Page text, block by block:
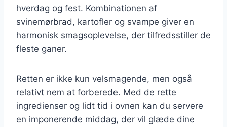
hverdag og fest. Kombinationen af
svinemørbrad, kartofler og svampe giver en
harmonisk smagsoplevelse, der tilfredsstiller de
fleste ganer.
Retten er ikke kun velsmagende, men også
relativt nem at forberede. Med de rette
ingredienser og lidt tid i ovnen kan du servere
en imponerende middag, der vil glæde dine